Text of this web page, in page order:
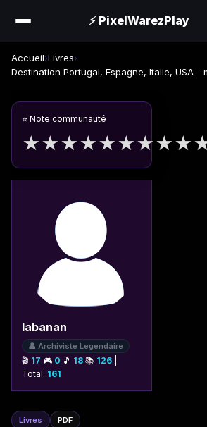
⚡ PixelWarezPlay
Accueil›Livres›
Destination Portugal, Espagne, Italie, USA -
⭐ Note communauté
★★★★★★★★★
labanan
👤 Archiviste Legendaire
🎬 17 🎮 0 🎵 18 📚 126
Total: 161
Livres PDF